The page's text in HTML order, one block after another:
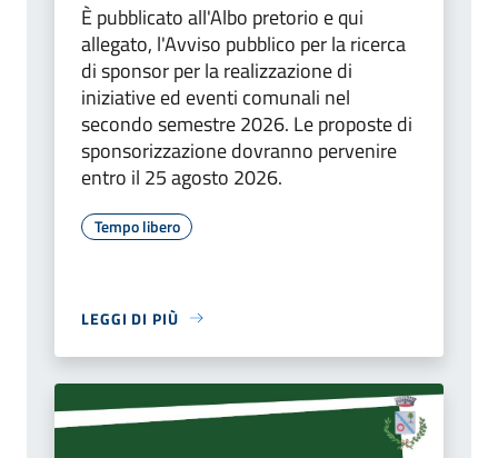
È pubblicato all'Albo pretorio e qui
allegato, l'Avviso pubblico per la ricerca
di sponsor per la realizzazione di
iniziative ed eventi comunali nel
secondo semestre 2026. Le proposte di
sponsorizzazione dovranno pervenire
entro il 25 agosto 2026.
Tempo libero
LEGGI DI PIÙ